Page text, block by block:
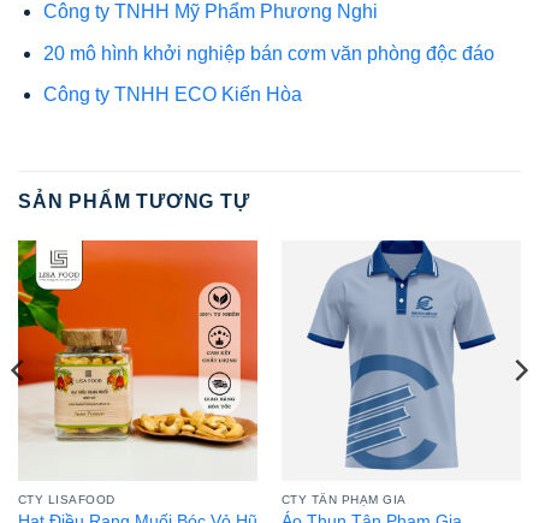
Công ty TNHH Mỹ Phẩm Phương Nghi
20 mô hình khởi nghiệp bán cơm văn phòng độc đáo
Công ty TNHH ECO Kiến Hòa
SẢN PHẨM TƯƠNG TỰ
CTY LISAFOOD CTY TÂN PHẠM GIA